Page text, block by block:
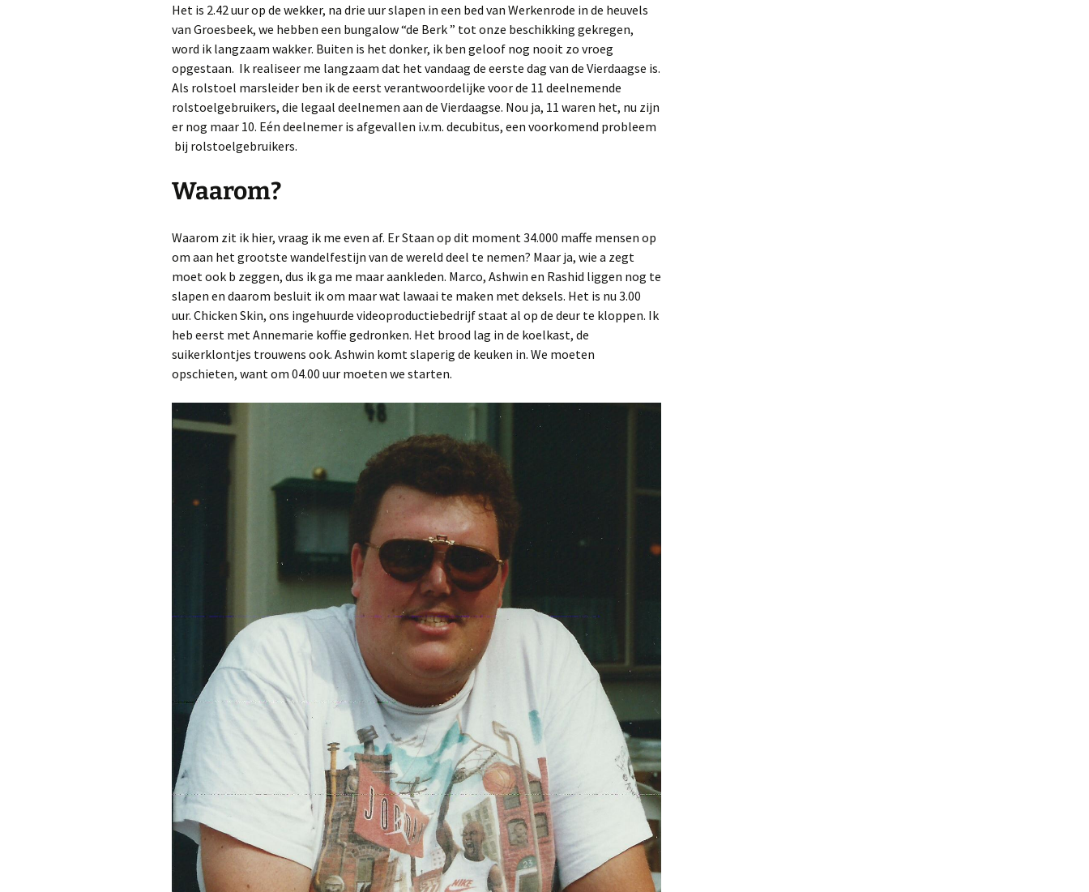
Het is 2.42 uur op de wekker, na drie uur slapen in een bed van Werkenrode in de heuvels
van Groesbeek, we hebben een bungalow “de Berk ” tot onze beschikking gekregen,
word ik langzaam wakker. Buiten is het donker, ik ben geloof nog nooit zo vroeg
opgestaan. Ik realiseer me langzaam dat het vandaag de eerste dag van de Vierdaagse is.
Als rolstoel marsleider ben ik de eerst verantwoordelijke voor de 11 deelnemende
rolstoelgebruikers, die legaal deelnemen aan de Vierdaagse. Nou ja, 11 waren het, nu zijn
er nog maar 10. Eén deelnemer is afgevallen i.v.m. decubitus, een voorkomend probleem
bij rolstoelgebruikers.
Waarom?
Waarom zit ik hier, vraag ik me even af. Er Staan op dit moment 34.000 maffe mensen op
om aan het grootste wandelfestijn van de wereld deel te nemen? Maar ja, wie a zegt
moet ook b zeggen, dus ik ga me maar aankleden. Marco, Ashwin en Rashid liggen nog te
slapen en daarom besluit ik om maar wat lawaai te maken met deksels. Het is nu 3.00
uur. Chicken Skin, ons ingehuurde videoproductiebedrijf staat al op de deur te kloppen. Ik
heb eerst met Annemarie koffie gedronken. Het brood lag in de koelkast, de
suikerklontjes trouwens ook. Ashwin komt slaperig de keuken in. We moeten
opschieten, want om 04.00 uur moeten we starten.